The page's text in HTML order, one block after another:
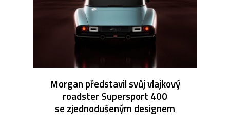
Morgan představil svůj vlajkový
roadster Supersport 400
se zjednodušeným designem